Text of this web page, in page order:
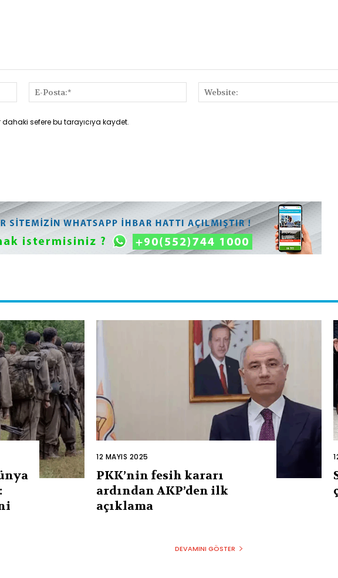
İsim:*
Posta:*
sefere bu tarayıcıya kaydet.
12 MAYIS 2025
PKK’nin fesih kararı
ardından AKP’den ilk
açıklama
DEVAMINI GÖSTER